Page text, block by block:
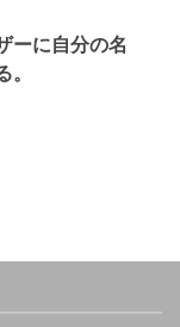
ーに自分の名